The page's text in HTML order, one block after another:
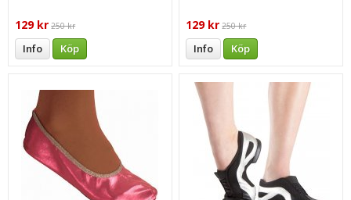
129 kr 250 kr
Info Köp
129 kr 250 kr
Info Köp